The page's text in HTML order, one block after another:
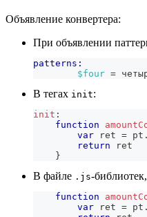
Объявление конвертера:
При объявлении
patterns:
$four =
В тегах init:
init :
function
var ret = pt .
return ret
}
В файле .js-
function
var ret = pt .